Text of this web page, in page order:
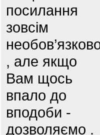
посилання
зовсім
, але якщо
Вам щось
впало до
вподоби -
дозволяємо .